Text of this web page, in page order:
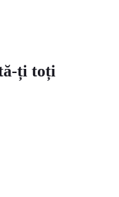
ți toți